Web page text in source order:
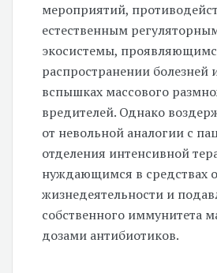
мероприятий,
естественным
экосистемы,
распространении болезней
вспышках массового
вредителей. Однако
от невольной аналогии с
отделения интенсивной
нуждающимся в средствах
жизнедеятельности и
собственного иммунитета
дозами антибиотиков.